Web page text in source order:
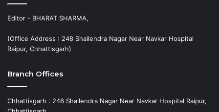
Editor - BHARAT SHARMA,
(Office Address : 248 Shailendra Nagar Near Navkar Hospital
Raipur, Chhattisgarh)
Branch Offices
Chhattisgarh : 248 Shailendra Nagar Near Navkar Hospital Raipur,